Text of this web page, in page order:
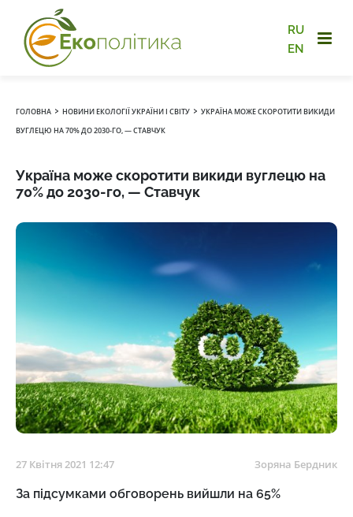
RU
EN
ГОЛОВНА › НОВИНИ ЕКОЛОГІЇ УКРАЇНИ І СВІТУ › УКРАЇНА МОЖЕ СКОРОТИТИ ВИКИДИ
ВУГЛЕЦЮ НА 70% ДО 2030-ГО, — СТАВЧУК
Україна може скоротити викиди вуглецю на
70% до 2030-го, — Ставчук
27 Квітня 2021 12:47 Зоряна Бердник
За підсумками обговорень вийшли на 65%